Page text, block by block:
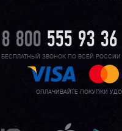
8 800 555 93 36
БЕСПЛАТНЫЙ ЗВОНОК ПО ВСЕЙ РОССИИ
ОПЛАЧИВАЙТЕ ПОКУПКИ